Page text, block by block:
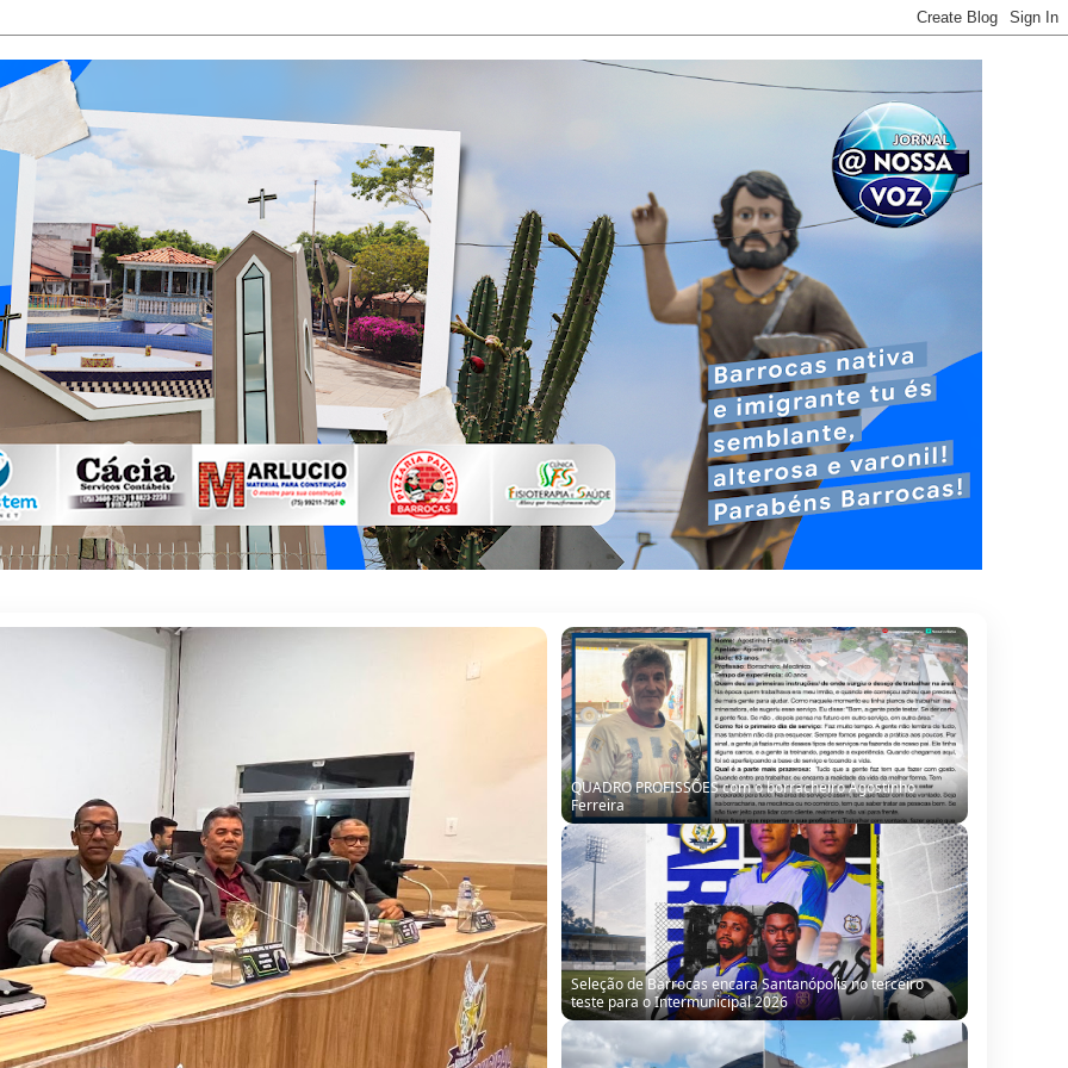
Seleção de Barrocas encara Santanópolis no terceiro
teste para o Intermunicipal 2026
“Obra parada, ninguém trabalhando”: morador denuncia
situação de escola no Alto da Porteira em Barrocas